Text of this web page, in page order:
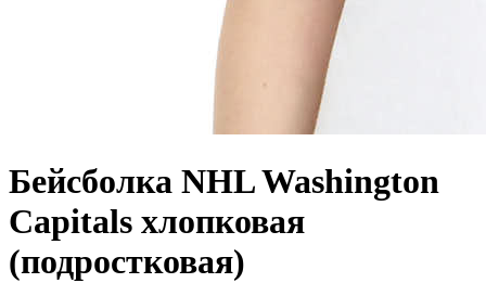
Бейсболка NHL Washington
Capitals хлопковая
(подростковая)